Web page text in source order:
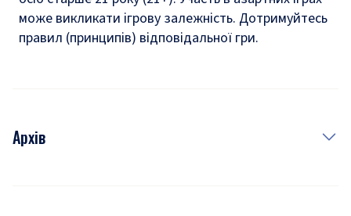
може викликати ігрову залежність. Дотримуйтесь
правил (принципів) відповідальної гри.
Архів